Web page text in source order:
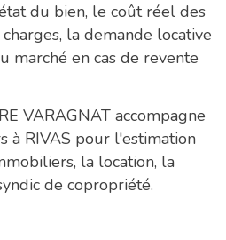
du bien, le coût réel des
la demande locative
marché en cas de revente
VARAGNAT accompagne
à RIVAS pour l'estimation
la location, la
de copropriété.